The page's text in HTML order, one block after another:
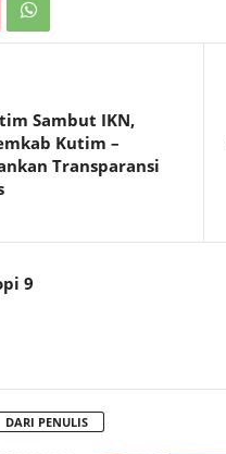
Sambut IKN,
Kutim –
Transparansi
9
DARI PENULIS